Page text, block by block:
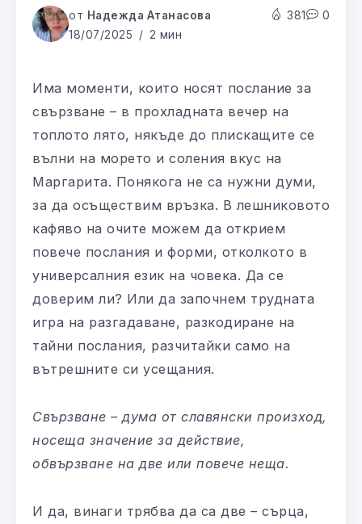
от Надежда Атанасова
18/07/2025
2 мин
381 0
Има моменти, които носят послание за
свързване – в прохладната вечер на
топлото лято, някъде до плискащите се
вълни на морето и соления вкус на
Маргарита. Понякога не са нужни думи,
за да осъществим връзка. В лешниковото
кафяво на очите можем да открием
повече послания и форми, отколкото в
универсалния език на човека. Да се
доверим ли? Или да започнем трудната
игра на разгадаване, разкодиране на
тайни послания, разчитайки само на
вътрешните си усещания.
Свързване – дума от славянски произход,
носеща значение за действие,
обвързване на две или повече неща.
И да, винаги трябва да са две – сърца,